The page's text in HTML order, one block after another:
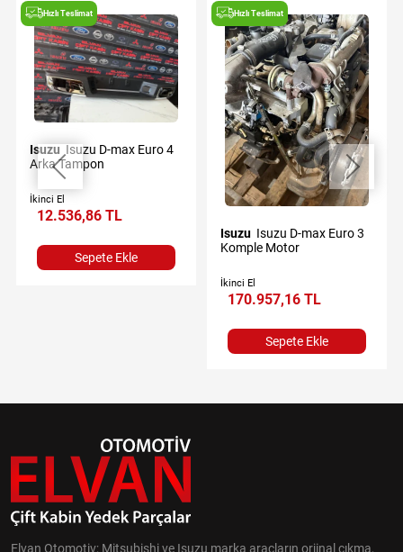
Hızlı Teslimat
Isuzu
Arka Tampon
İkinci El
12.536,86 TL
Sepete Ekle
Hızlı Teslimat
Isuzu
Komple Motor
İkinci El
170.957,16 TL
Sepete Ekle
Elvan Otomotiv; Mitsubishi ve Isuzu marka araçların orjinal çıkma,